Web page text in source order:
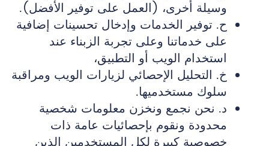
وسيلة أخرى، (العمل على توفير الأفضل).
ح‌. توفير الخدمات وإدخال تحسينات إضافية
على خدماتنا وعلى تجربة الزبناء عند
استخدام الويب أو التطبيق،
خ‌. التحليل الإحصائي لزيارات الويب ومراقبة
سلوك مستخدميها.
د‌. نحن نجمع ونخزن معلومات شخصية
محدودة ونقوم بإحصائيات عامة ذات